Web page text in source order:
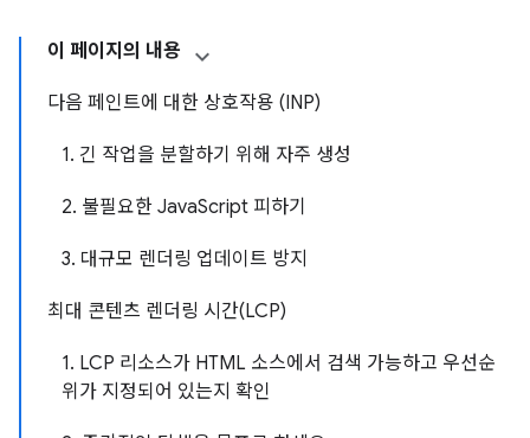
이 페이지의 내용
다음 페인트에 대한 상호작용 (INP)
1. 긴 작업을 분할하기 위해 자주 생성
2. 불필요한 JavaScript 피하기
3. 대규모 렌더링 업데이트 방지
최대 콘텐츠 렌더링 시간(LCP)
1. LCP 리소스가 HTML 소스에서 검색 가능하고 우선순
위가 지정되어 있는지 확인